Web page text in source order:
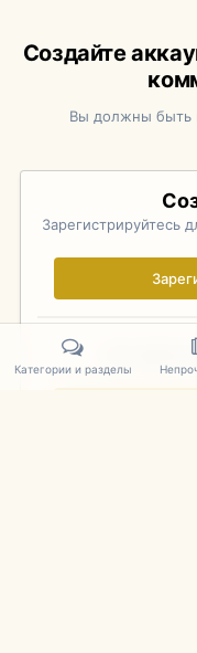
Создайте
Вы должны быть
Зарегистрируйтесь
Уже
Категории и разделы